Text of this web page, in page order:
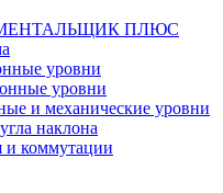
ПЛЮС
уровни
уровни
и механические уровни
наклона
и коммутации